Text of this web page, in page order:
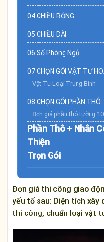
04 CHIỀU RỘNG
05 CHIỀU DÀI
06 Số Phòng Ngủ
07 CHỌN GÓI VẬT TƯ
Vật Tư Loại Trung Bình
08 CHỌN GÓI PHẦN THÔ
Đơn giá phần thô tường
Phần Thô + Nhân
Thiện
Trọn Gói
Đơn giá thi công giao
yếu tố sau: Diện tích xây
thi công, chuẩn loại vật